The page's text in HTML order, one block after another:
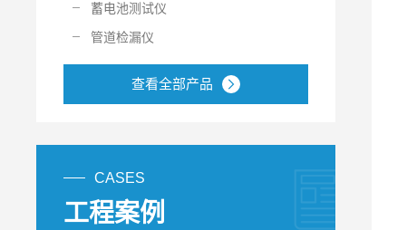
蓄电池测试仪
管道检漏仪
查看全部产品
CASES
工程案例